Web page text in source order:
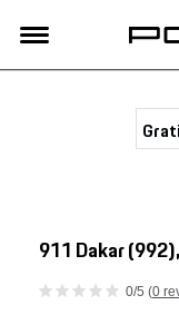
Nieuw
911 Dakar
0/5 (0